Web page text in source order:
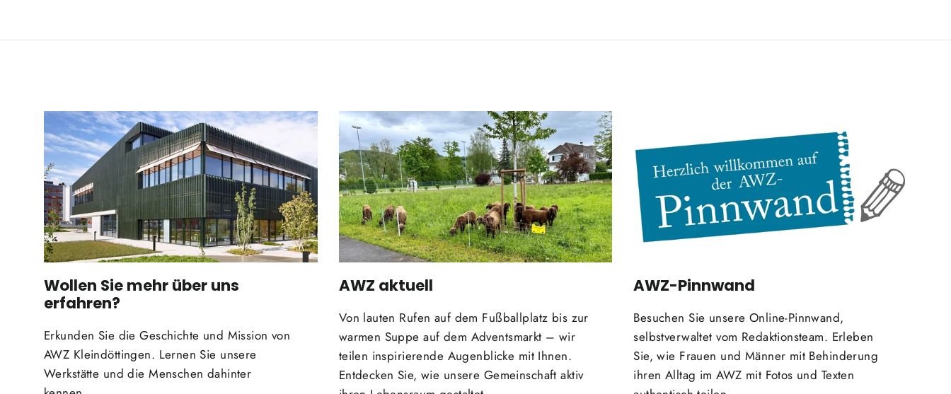
Wollen Sie mehr über uns
erfahren?
Erkunden Sie die Geschichte und Mission von
AWZ Kleindöttingen. Lernen Sie unsere
Werkstätte und die Menschen dahinter
AWZ aktuell
Von lauten Rufen auf dem Fußballplatz bis zur
warmen Suppe auf dem Adventsmarkt – wir
teilen inspirierende Augenblicke mit Ihnen.
Entdecken Sie, wie unsere Gemeinschaft aktiv
AWZ-Pinnwand
Besuchen Sie unsere Online-Pinnwand,
selbstverwaltet vom Redaktionsteam. Erleben
Sie, wie Frauen und Männer mit Behinderung
ihren Alltag im AWZ mit Fotos und Texten